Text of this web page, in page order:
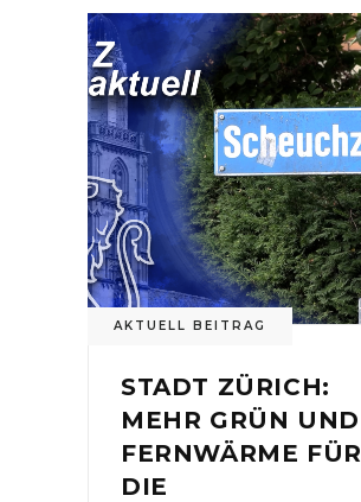
AKTUELL BEITRAG
STADT ZÜRICH:
MEHR GRÜN UND
FERNWÄRME FÜR
DIE